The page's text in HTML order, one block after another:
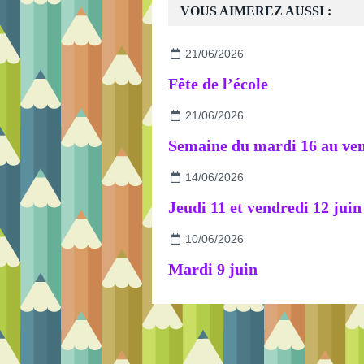
VOUS AIMEREZ AUSSI :
21/06/2026
Fête de l’école
21/06/2026
14/06/2026
Jeudi 11 et vendredi 12 juin
10/06/2026
Mardi 9 juin